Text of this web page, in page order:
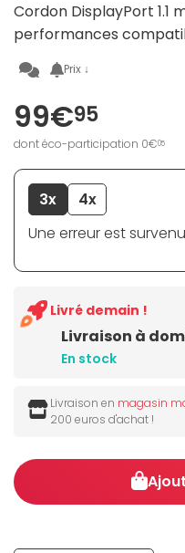
Cordon DisplayPort 1.1
performances
Prix ↓
99€95
dont éco-participation 0€05
3x
4x
Une erreur est
Livraison à
En stock
Livré demain !
Livraison en magasin
200 euros d'achat !